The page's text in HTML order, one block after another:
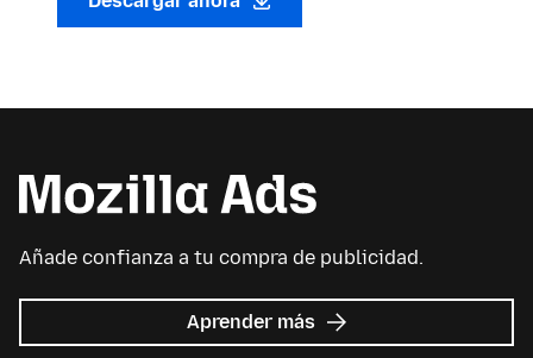
Añade confianza a tu compra de publicidad.
Aprender más acerca
de